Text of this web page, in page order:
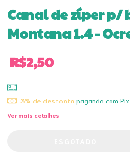
Canal de zíper p/
Montana 1.4 -
R$2,50
3% de desconto pagando com Pix
Ver mais detalhes